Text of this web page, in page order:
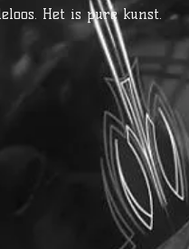
Het is pure kunst.